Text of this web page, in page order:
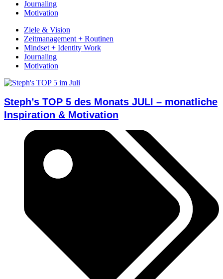
Journaling
Motivation
Ziele & Vision
Zeitmanagement + Routinen
Mindset + Identity Work
Journaling
Motivation
Steph’s TOP 5 des Monats JULI – monatliche
Inspiration & Motivation